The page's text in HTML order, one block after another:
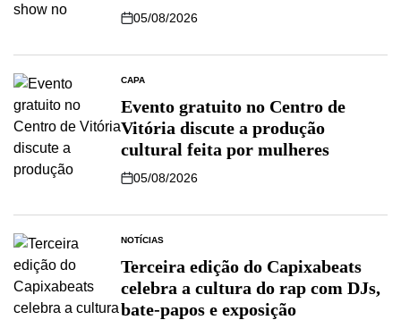
05/08/2026
CAPA
Evento gratuito no Centro de
Vitória discute a produção
cultural feita por mulheres
05/08/2026
NOTÍCIAS
Terceira edição do Capixabeats
celebra a cultura do rap com DJs,
bate-papos e exposição